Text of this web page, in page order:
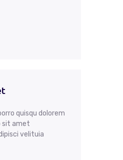
quisqu dolorem
sit amet
velituia